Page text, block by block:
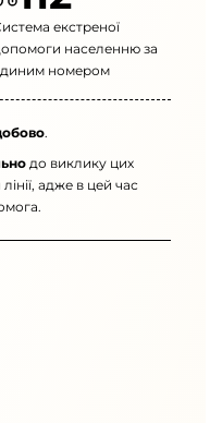
екстреної
населенню за
номером
.
до виклику цих
адже в цей час